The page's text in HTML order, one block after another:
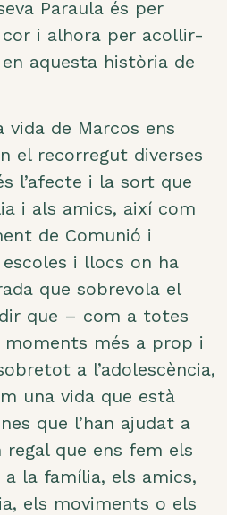
Paraula és per
i alhora per acollir-
aquesta història de
de Marcos ens
el recorregut diverses
l’afecte i la sort que
i als amics, així com
de Comunió i
i llocs on ha
que sobrevola el
que – com a totes
més a prop i
a l’adolescència,
una vida que està
que l’han ajudat a
regal que ens fem els
la família, els amics,
els moviments o els